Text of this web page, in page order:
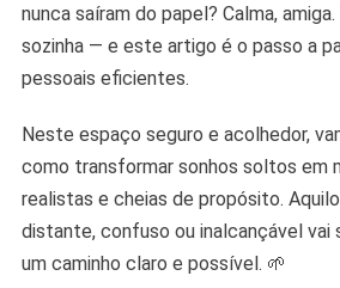
nunca saíram do papel? Calma,
sozinha — e este artigo é o passo a
pessoais eficientes.
Neste espaço seguro e acolhedor,
como transformar sonhos soltos em
realistas e cheias de propósito.
distante, confuso ou inalcançável vai
um caminho claro e possível. 🌱